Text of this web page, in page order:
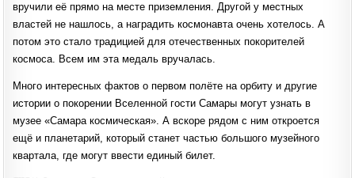
вручили её прямо на месте приземления. Другой у местных
властей не нашлось, а наградить космонавта очень хотелось. А
потом это стало традицией для отечественных покорителей
космоса. Всем им эта медаль вручалась.
Много интересных фактов о первом полёте на орбиту и другие
истории о покорении Вселенной гости Самары могут узнать в
музее «Самара космическая». А вскоре рядом с ним откроется
ещё и планетарий, который станет частью большого музейного
квартала, где могут ввести единый билет.